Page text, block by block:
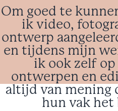
Om goed te
ik video,
ontwerp
en tijdens mijn
ik ook zelf
ontwerpen en
altijd van mening
hun vak het